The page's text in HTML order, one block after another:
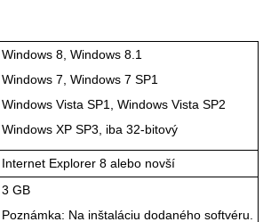
Windows 8, Windows 8.1
Windows 7 Windows 7 SP1
Windows Vista SP1
Windows Vista SP2
Windows XP SP3 , iba 32-bitový
Internet Explorer8 alebo novší
3 GB
Poznámka: Na inštaláciu dodaného softvéru.